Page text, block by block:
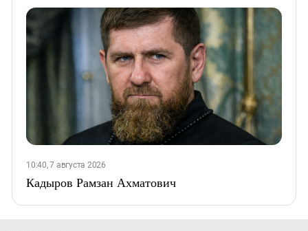
10:40, 7 августа 2026
Кадыров Рамзан Ахматович